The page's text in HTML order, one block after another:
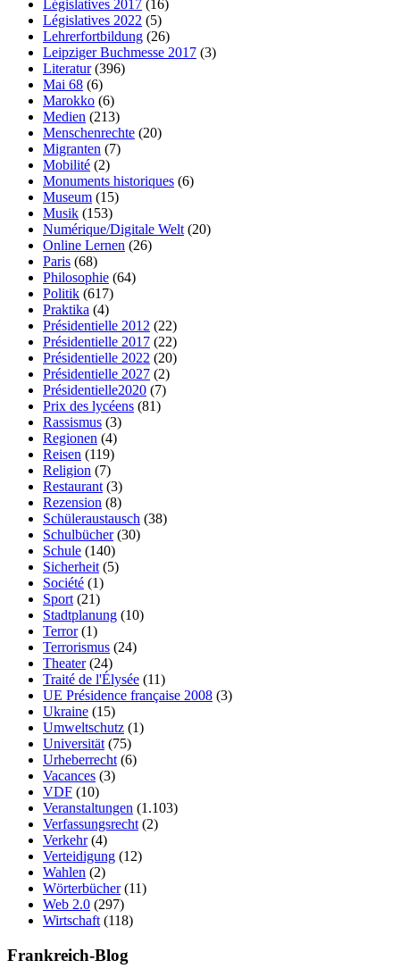
Législatives 2017 (16)
Législatives 2022 (5)
Lehrerfortbildung (26)
Leipziger Buchmesse 2017 (3)
Literatur(396)
Mai 68 (6)
Marokko (6)
Medien (213)
Menschenrechte (20)
Migranten (7)
Mobilité (2)
Monuments historiques (6)
Museum (15)
Musik (153)
Numérique/Digitale Welt (20)
Online Lernen (26)
Paris (68)
Philosophie (64)
Politik (617)
Praktika (4)
Présidentielle 2012 (22)
Présidentielle 2017 (22)
Présidentielle 2022 (20)
Présidentielle 2027 (2)
Présidentielle2020 (7)
Prix des lycéens (81)
Rassismus (3)
Regionen (4)
Reisen (119)
Religion (7)
Restaurant (3)
Rezension (8)
Schüleraustausch (38)
Schulbücher(30)
Schule (140)
Sicherheit (5)
Société (1)
Sport (21)
Stadtplanung (10)
Terror(1)
Terrorismus (24)
Theater(24)
Traité de l'Élysée (11)
UE Présidence française 2008 (3)
Ukraine (15)
Umweltschutz (1)
Universität (75)
Urheberrecht (6)
Vacances (3)
VDF (10)
Veranstaltungen (1.103)
Verfassungsrecht (2)
Verkehr(4)
Verteidigung (12)
Wahlen (2)
Wörterbücher(11)
Web 2.0 (297)
Wirtschaft (118)
Frankreich-Blog